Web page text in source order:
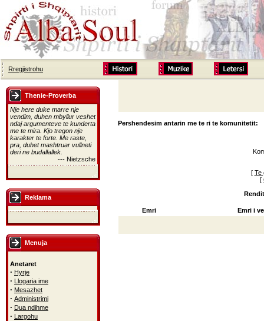
Rregjistrohu
Thenie-Proverba
Nje here duke marre nje
vendim, duhen mbyllur veshet
ndaj argumenteve te kunderta
me te mira. Kjo tregon nje
karakter te forte. Me raste,
pra, duhet mashtruar vullneti
deri ne budallallek.
--- Nietzsche
Reklama
Menuja
Anetaret
· Hyrje
· Llogaria ime
· Mesazhet
· Administrimi
· Dua ndihme
· Largohu
Pershendesim antarin me te ri te komunitetit:
[ Te
[
Emri Emri i